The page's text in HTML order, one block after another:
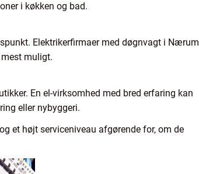
i køkken og bad.
Elektrikerfirmaer med døgnvagt i Nærum
muligt.
En el-virksomhed med bred erfaring kan
eller nybyggeri.
et højt serviceniveau afgørende for, om de